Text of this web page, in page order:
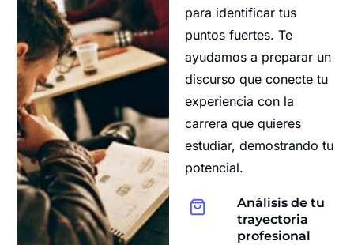
para identificar tus
puntos fuertes. Te
ayudamos a preparar un
discurso que conecte tu
experiencia con la
carrera que quieres
estudiar, demostrando tu
potencial.
Análisis de tu
trayectoria
profesional